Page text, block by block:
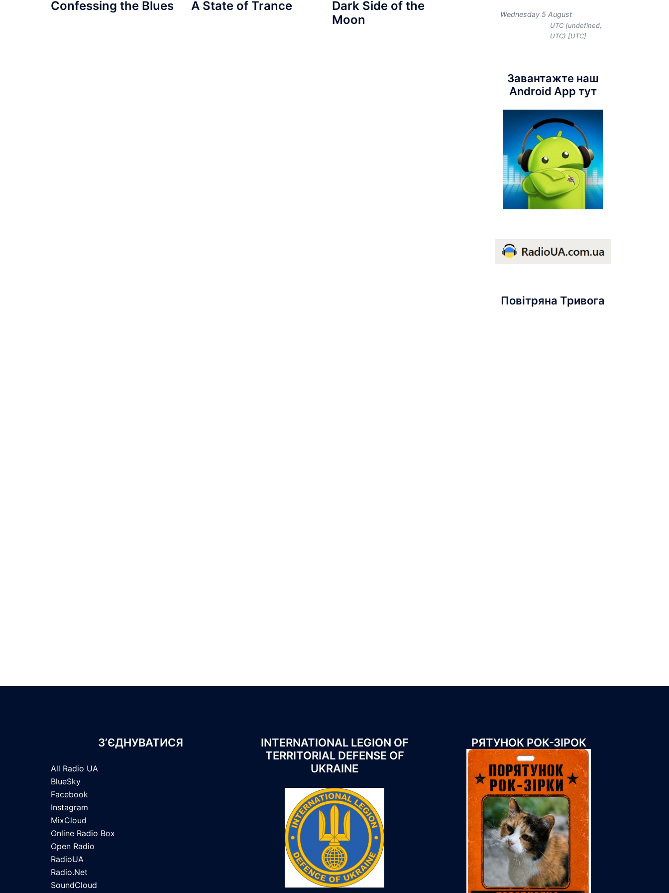
Confessing the Blues A State of Trance
Dark Side of the
Moon
Wednesday 5 August
UTC (undefined,
UTC) [UTC]
Завантажте наш
Android App тут
Повітряна Тривога
З’ЄДНУВАТИСЯ
All Radio UA
BlueSky
Facebook
Instagram
MixCloud
Online Radio Box
Open Radio
RadioUA
Radio.Net
SoundCloud
INTERNATIONAL LEGION OF
TERRITORIAL DEFENSE OF
UKRAINE
РЯТУНОК РОК-ЗІРОК